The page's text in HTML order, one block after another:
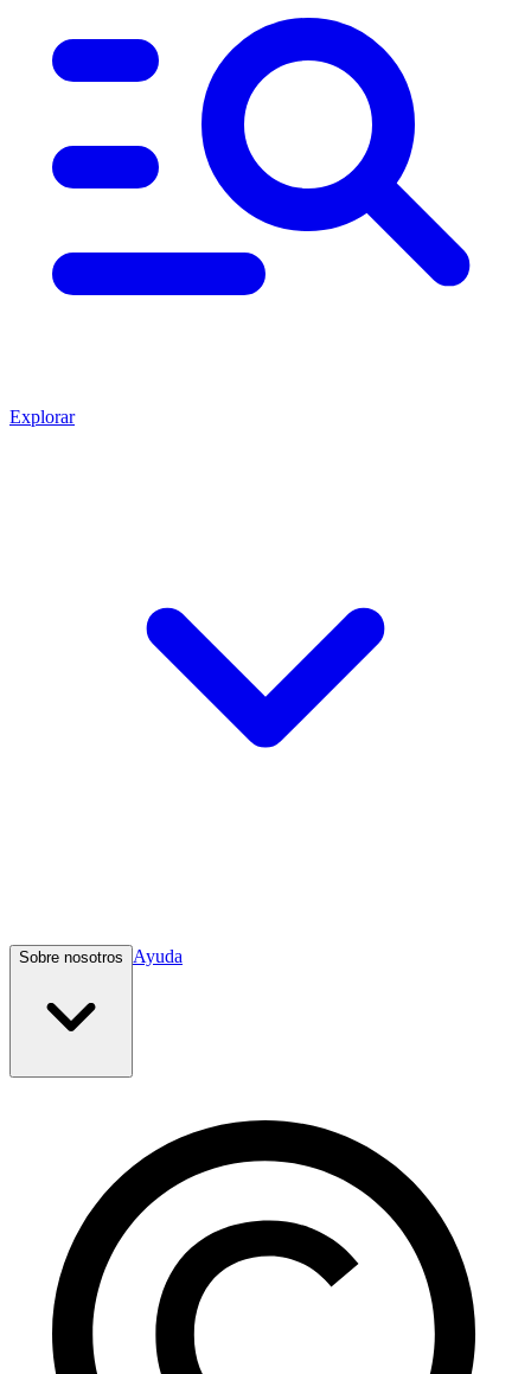
Explorar
Sobre nosotros Ayuda